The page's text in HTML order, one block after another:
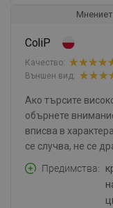
ColiP
Качество:
Външен вид:
Ако търсите
обърнете
вписва в
се случва, не се
Предимства